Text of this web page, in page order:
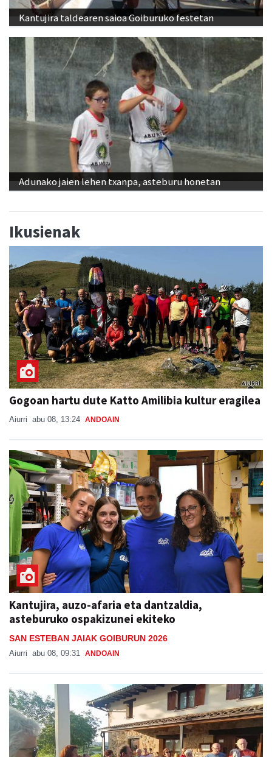
Kantujira taldearen saioa Goiburuko festetan
Adunako jaien lehen txanpa, asteburu honetan
Ikusienak
Gogoan hartu dute Katto Amilibia kultur eragilea
Aiurri abu 08, 13:24 ANDOAIN
Kantujira, auzo-afaria eta dantzaldia,
asteburuko ospakizunei ekiteko
SAN ESTEBAN JAIAK GOIBURUN 2026
Aiurri abu 08, 09:31 ANDOAIN